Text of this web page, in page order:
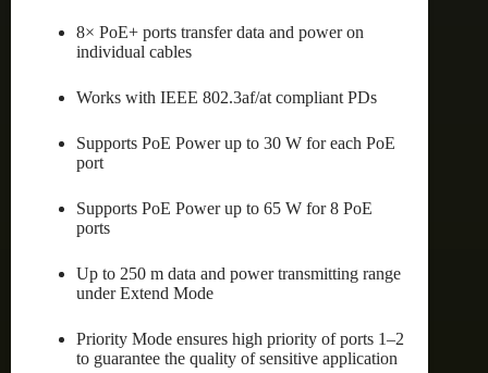
8× PoE+ ports transfer data and power on
individual cables
Works with IEEE 802.3af/at compliant PDs
Supports PoE Power up to 30 W for each PoE
port
Supports PoE Power up to 65 W for 8 PoE
ports
Up to 250 m data and power transmitting range
under Extend Mode
Priority Mode ensures high priority of ports 1–2
to guarantee the quality of sensitive application